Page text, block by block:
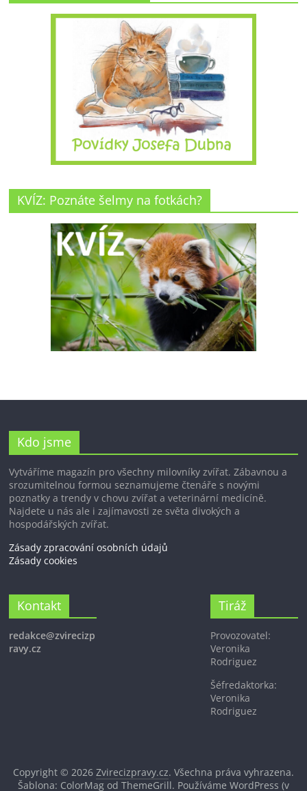
KVÍZ: Poznáte šelmy na fotkách?
Kdo jsme
Vytváříme magazín pro všechny milovníky zvířat. Zábavnou a
srozumitelnou formou seznamujeme čtenáře s novými
poznatky a trendy v chovu zvířat a veterinární medicíně.
Najdete u nás ale i zajímavosti ze světa divokých a
hospodářských zvířat.
Zásady zpracování osobních údajů
Zásady cookies
Kontakt
redakce@zvirecizp
ravy.cz
Tiráž
Provozovatel:
Veronika
Rodriguez
Šéfredaktorka:
Veronika
Rodriguez
Copyright © 2026 Zvirecizpravy.cz. Všechna práva vyhrazena.
Šablona: ColorMag od ThemeGrill. Používáme WordPress (v